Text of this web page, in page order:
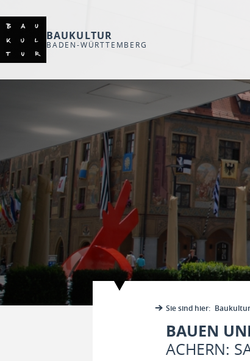
BAUKULTUR
BADEN-WÜRTTEMBERG
Sie sind hier: Baukultur
BAUEN
ACHERN: